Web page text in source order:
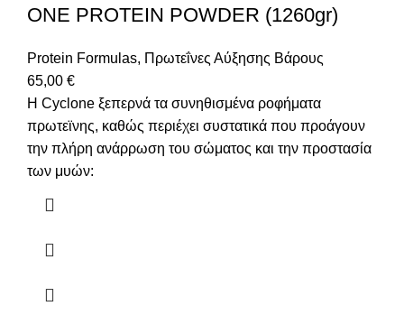
ONE PROTEIN POWDER (1260gr)
Protein Formulas, Πρωτεΐνες Αύξησης Βάρους
65,00 €
Η Cyclone ξεπερνά τα συνηθισμένα ροφήματα
πρωτεϊνης, καθώς περιέχει συστατικά που προάγουν
την πλήρη ανάρρωση του σώματος και την προστασία
των μυών: